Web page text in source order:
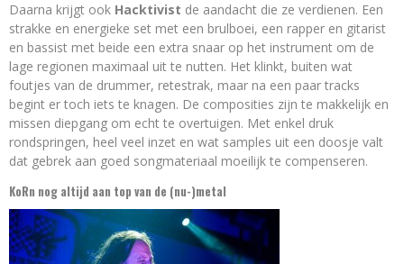
Daarna krijgt ook Hacktivist de aandacht die ze verdienen. Een
strakke en energieke set met een brulboei, een rapper en gitarist
en bassist met beide een extra snaar op het instrument om de
lage regionen maximaal uit te nutten. Het klinkt, buiten wat
foutjes van de drummer, retestrak, maar na een paar tracks
begint er toch iets te knagen. De composities zijn te makkelijk en
missen diepgang om echt te overtuigen. Met enkel druk
rondspringen, heel veel inzet en wat samples uit een doosje valt
dat gebrek aan goed songmateriaal moeilijk te compenseren.
KoRn nog altijd aan top van de (nu-)metal